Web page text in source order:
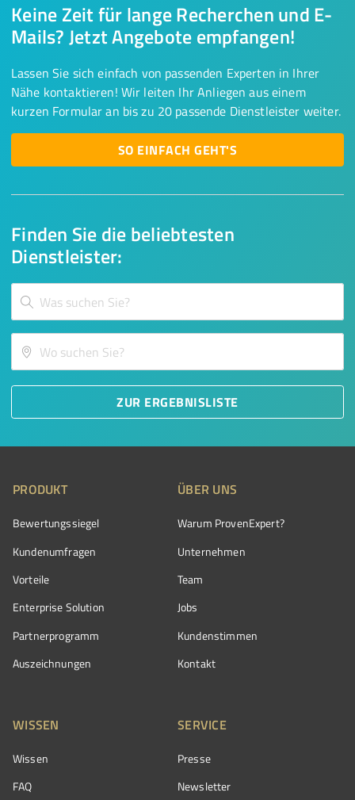
Finden Sie die beliebtesten
Dienstleister:
ZUR ERGEBNISLISTE
Keine Zeit für lange Recherchen und E-
Mails? Jetzt Angebote empfangen!
Lassen Sie sich einfach von passenden Experten in Ihrer
Nähe kontaktieren! Wir leiten Ihr Anliegen aus einem
kurzen Formular an bis zu 20 passende Dienstleister weiter.
SO EINFACH GEHT'S
PRODUKT
Bewertungssiegel
Kundenumfragen
Vorteile
Enterprise Solution
Partnerprogramm
Auszeichnungen
ÜBER UNS
Warum ProvenExpert?
Unternehmen
Team
Jobs
Kundenstimmen
Kontakt
WISSEN
Wissen
FAQ
SERVICE
Presse
Newsletter